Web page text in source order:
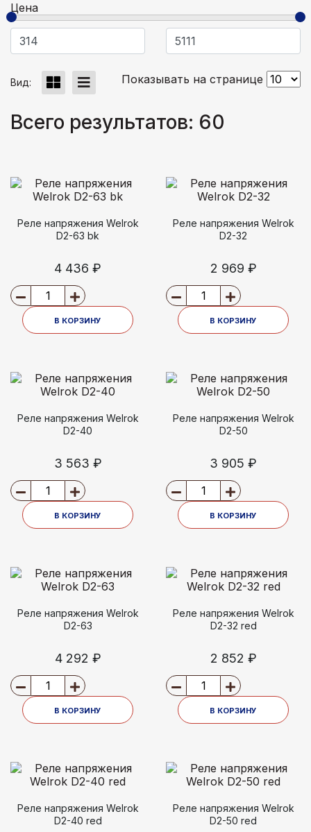
Цена
Вид: Показывать на странице
Всего результатов: 60
Реле напряжения Welrok
D2-63 bk
4 436 ₽
В КОРЗИНУ
Реле напряжения Welrok
D2-32
2 969 ₽
В КОРЗИНУ
Реле напряжения Welrok
D2-40
3 563 ₽
В КОРЗИНУ
Реле напряжения Welrok
D2-50
3 905 ₽
В КОРЗИНУ
Реле напряжения Welrok
D2-63
4 292 ₽
В КОРЗИНУ
Реле напряжения Welrok
D2-32 red
2 852 ₽
В КОРЗИНУ
Реле напряжения Welrok
D2-40 red
Реле напряжения Welrok
D2-50 red